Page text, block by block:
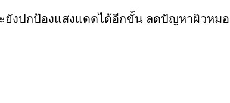
ปกป้องแสงแดดได้อีกขั้น ลดปัญหาผิวหมอ